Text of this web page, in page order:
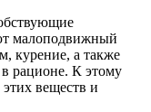
малоподвижный
курение, а также
в рационе. К этому
веществ и